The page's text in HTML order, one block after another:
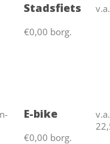
Stadsfiets
€0,00 borg.
E-bike
€0,00 borg.